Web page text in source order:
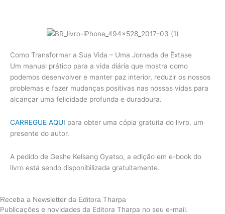
Como Transformar a Sua Vida – Uma Jornada de Êxtase
Um manual prático para a vida diária que mostra como
podemos desenvolver e manter paz interior, reduzir os nossos
problemas e fazer mudanças positivas nas nossas vidas para
alcançar uma felicidade profunda e duradoura.
CARREGUE AQUI para obter uma cópia gratuita do livro, um
presente do autor.
A pedido de Geshe Kelsang Gyatso, a edição em e-book do
livro está sendo disponibilizada gratuitamente.
Receba a Newsletter da Editora Tharpa
Publicações e novidades da Editora Tharpa no seu e-mail.